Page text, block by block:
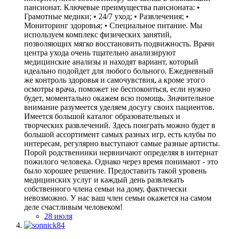
пансионат. Ключевые преимущества пансионата: •
Грамотные медики; • 24/7 уход; • Развлечения; •
Мониторинг здоровья; • Специальное питание. Мы
используем комплекс физических занятий,
позволяющих мягко восстановить подвижность. Врачи
центра ухода очень тщательно анализируют
медицинские анализы и находят вариант, который
идеально подойдет для любого больного. Ежедневный
же контроль здоровья и самочувствия, а кроме этого
осмотры врача, поможет не беспокоиться, если нужно
будет, моментально окажем всю помощь. Значительное
внимание разумеется уделяем досугу своих пациентов.
Имеется большой каталог образовательных и
творческих развлечений. Здесь поиграть можно будет в
большой ассортимент самых разных игр, есть клубы по
интересам, регулярно выступают самые разные артисты.
Порой родственники нервничают определяя в интернат
пожилого человека. Однако через время понимают - это
было хорошее решение. Предоставить такой уровень
медицинских услуг и каждый день развлекать
собственного члена семьи на дому, фактически
невозможно. У нас ваш член семьи окажется на самом
деле счастливым человеком!
28 июля